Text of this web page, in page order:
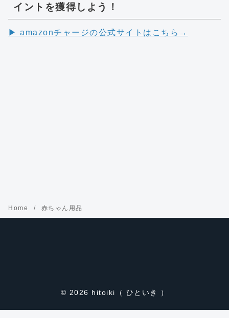
イントを獲得しよう！
▶︎ amazonチャージの公式サイトはこちら→
Home 赤ちゃん用品
© 2026 hitoiki（ ひといき ）